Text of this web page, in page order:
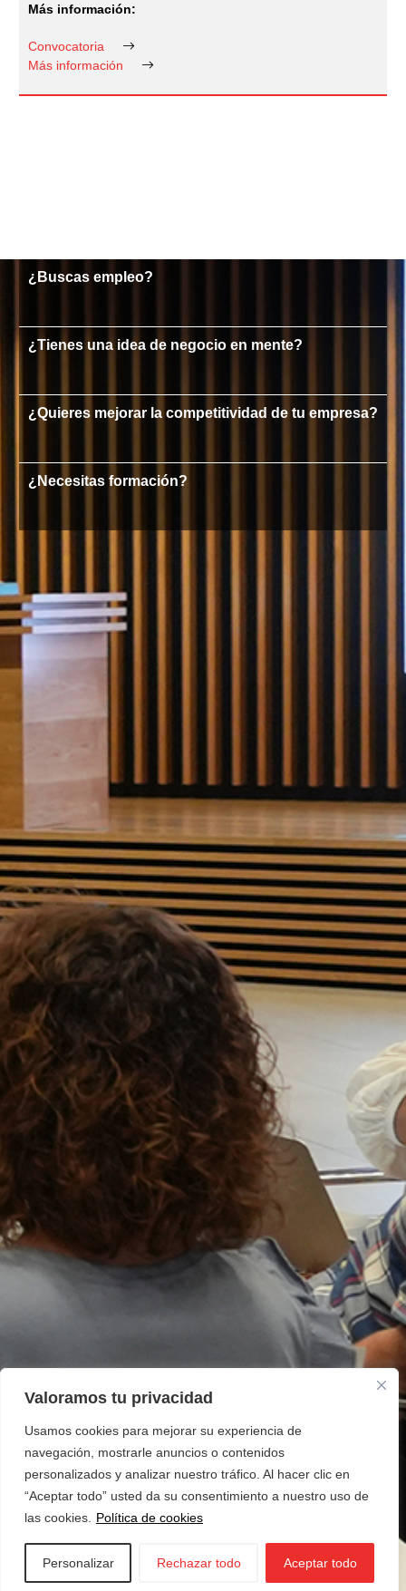
Valoramos tu privacidad
Usamos cookies para mejorar su experiencia de
navegación, mostrarle anuncios o contenidos
personalizados y analizar nuestro tráfico. Al hacer clic en
“Aceptar todo” usted da su consentimiento a nuestro uso de
las cookies.
Política de cookies
Personalizar Rechazar todo Aceptar todo
Convocatoria
Más información
¿Buscas empleo?
¿Tienes una idea de negocio en mente?
¿Quieres mejorar la competitividad de tu empresa?
¿Necesitas formación?